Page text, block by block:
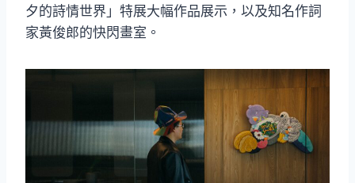
夕的詩情世界」特展大幅作品展示，以及知名作詞
家黃俊郎的快閃畫室。